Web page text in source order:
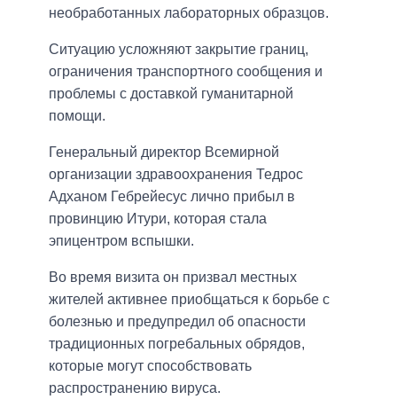
необработанных лабораторных образцов.
Ситуацию усложняют закрытие границ,
ограничения транспортного сообщения и
проблемы с доставкой гуманитарной
помощи.
Генеральный директор Всемирной
организации здравоохранения Тедрос
Адханом Гебрейесус лично прибыл в
провинцию Итури, которая стала
эпицентром вспышки.
Во время визита он призвал местных
жителей активнее приобщаться к борьбе с
болезнью и предупредил об опасности
традиционных погребальных обрядов,
которые могут способствовать
распространению вируса.